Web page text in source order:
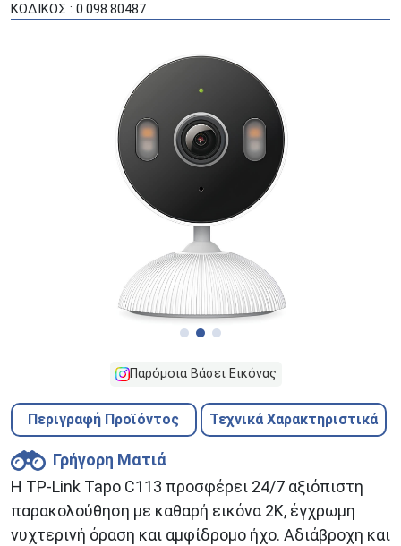
ΚΩΔΙΚΟΣ : 0.098.80487
Παρόμοια Βάσει Εικόνας
Περιγραφή Προϊόντος Τεχνικά Χαρακτηριστικά
Γρήγορη Ματιά
Η TP-Link Tapo C113 προσφέρει 24/7 αξιόπιστη
παρακολούθηση με καθαρή εικόνα 2K, έγχρωμη
νυχτερινή όραση και αμφίδρομο ήχο. Αδιάβροχη και